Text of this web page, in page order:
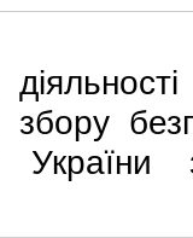
збору